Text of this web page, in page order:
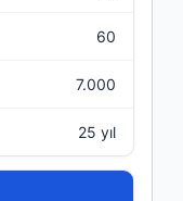
60
7.000
25 yıl